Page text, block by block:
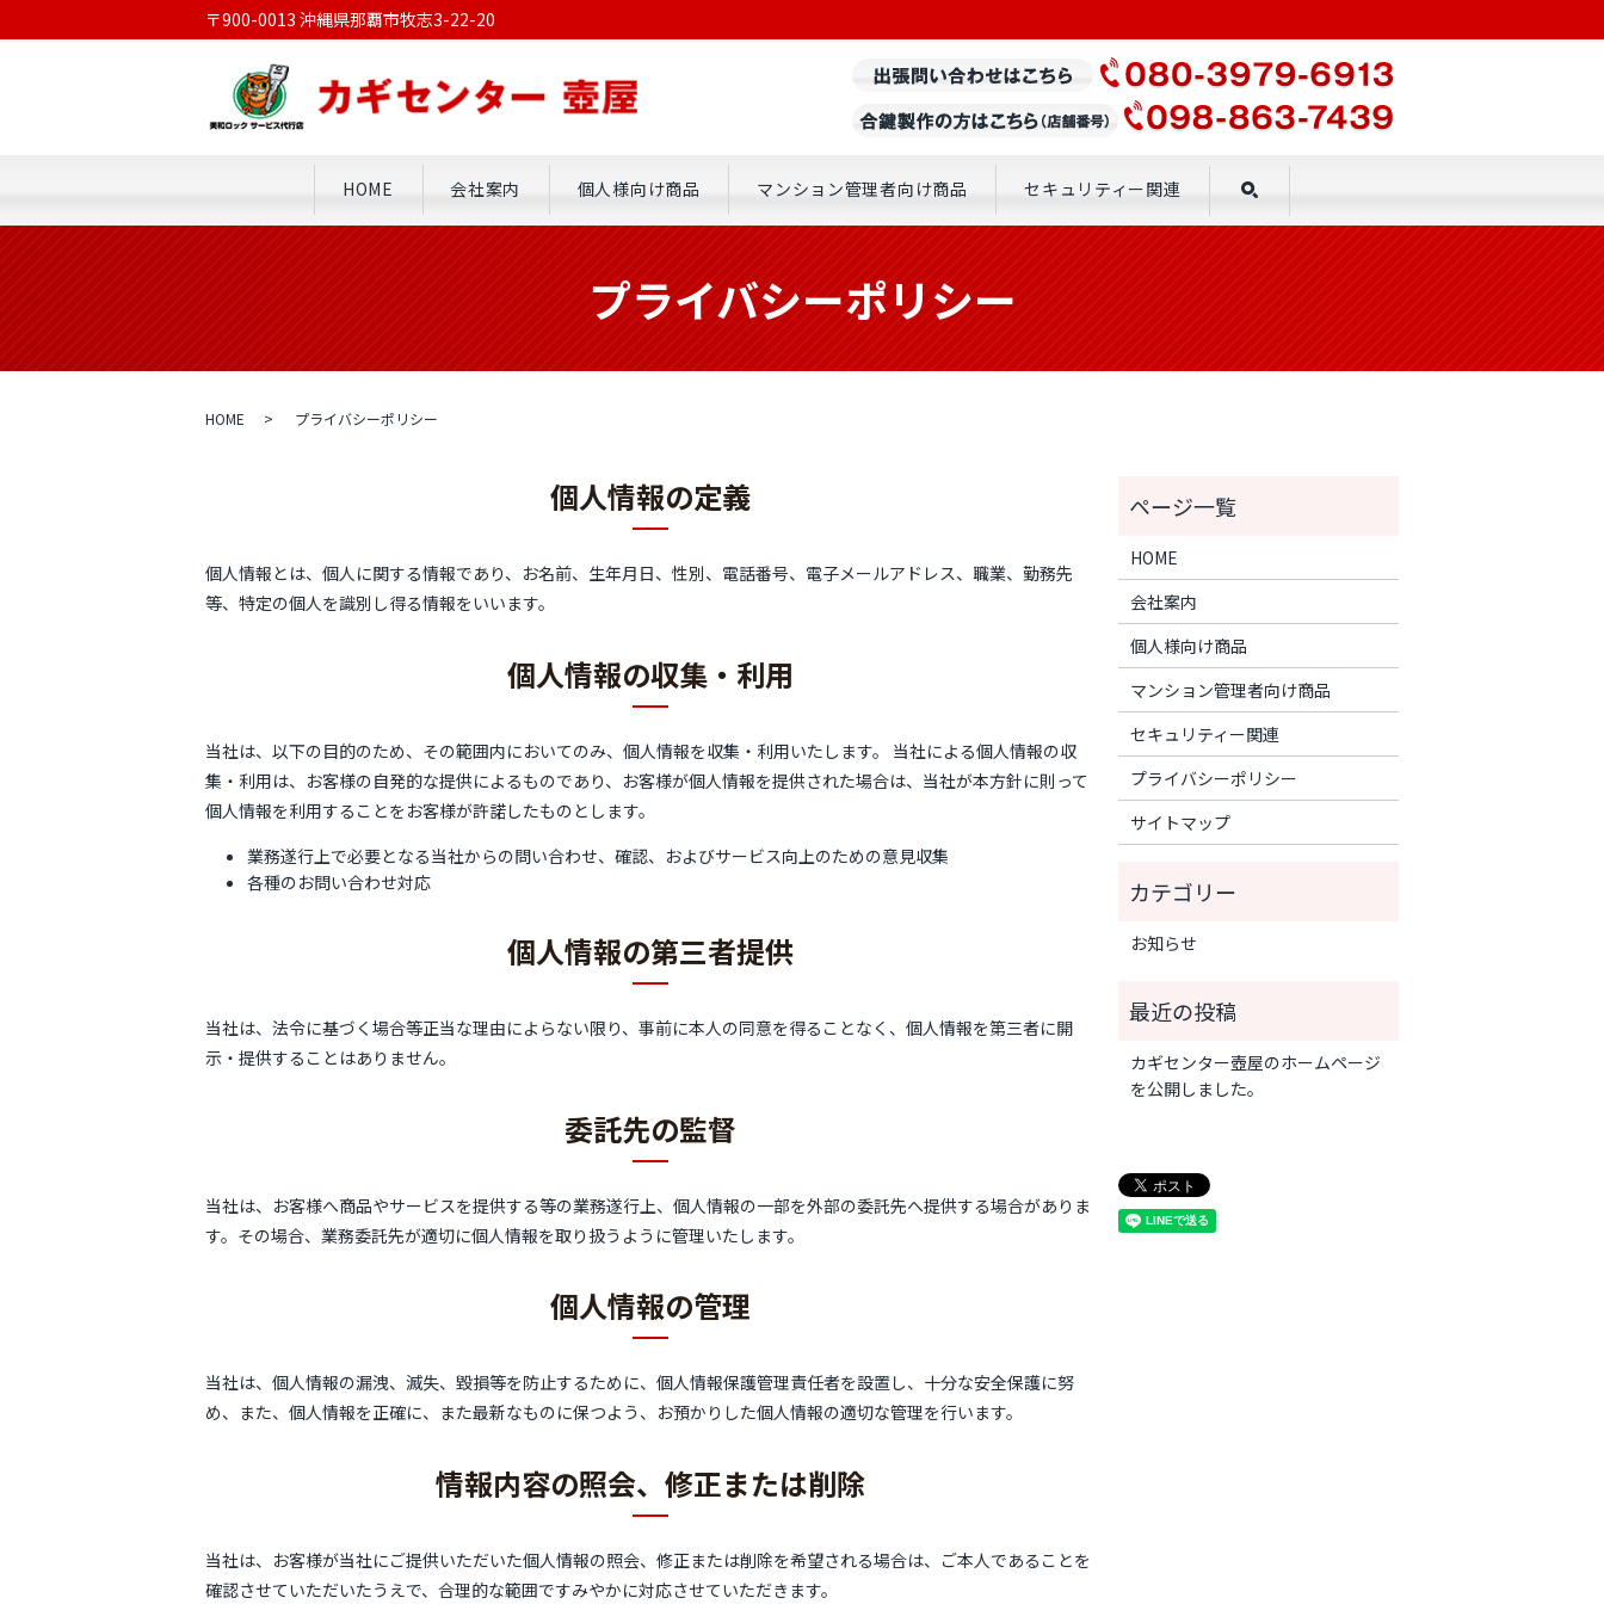
〒900-0013 沖縄県那覇市牧志3-22-20
HOME 会社案内 個人様向け商品 マンション管理者向け商品 セキュリティー関連
search
プライバシーポリシー
HOME プライバシーポリシー
個人情報の定義
個人情報とは、個人に関する情報であり、お名前、生年月日、性別、電話番号、電子メールアドレス、職業、勤務先
等、特定の個人を識別し得る情報をいいます。
個人情報の収集・利用
当社は、以下の目的のため、その範囲内においてのみ、個人情報を収集・利用いたします。 当社による個人情報の収
集・利用は、お客様の自発的な提供によるものであり、お客様が個人情報を提供された場合は、当社が本方針に則って
個人情報を利用することをお客様が許諾したものとします。
業務遂行上で必要となる当社からの問い合わせ、確認、およびサービス向上のための意見収集
各種のお問い合わせ対応
個人情報の第三者提供
当社は、法令に基づく場合等正当な理由によらない限り、事前に本人の同意を得ることなく、個人情報を第三者に開
示・提供することはありません。
委託先の監督
当社は、お客様へ商品やサービスを提供する等の業務遂行上、個人情報の一部を外部の委託先へ提供する場合がありま
す。その場合、業務委託先が適切に個人情報を取り扱うように管理いたします。
個人情報の管理
当社は、個人情報の漏洩、滅失、毀損等を防止するために、個人情報保護管理責任者を設置し、十分な安全保護に努
め、また、個人情報を正確に、また最新なものに保つよう、お預かりした個人情報の適切な管理を行います。
情報内容の照会、修正または削除
当社は、お客様が当社にご提供いただいた個人情報の照会、修正または削除を希望される場合は、ご本人であることを
確認させていただいたうえで、合理的な範囲ですみやかに対応させていただきます。
HOME
会社案内
個人様向け商品
マンション管理者向け商品
セキュリティー関連
プライバシーポリシー
サイトマップ
お知らせ
カギセンター壺屋のホームページ
を公開しました。